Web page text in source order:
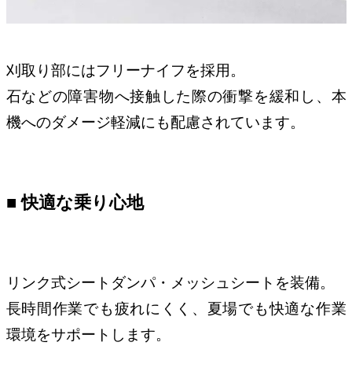
刈取り部にはフリーナイフを採用。
石などの障害物へ接触した際の衝撃を緩和し、本
機へのダメージ軽減にも配慮されています。
■ 快適な乗り心地
リンク式シートダンパ・メッシュシートを装備。
長時間作業でも疲れにくく、夏場でも快適な作業
環境をサポートします。